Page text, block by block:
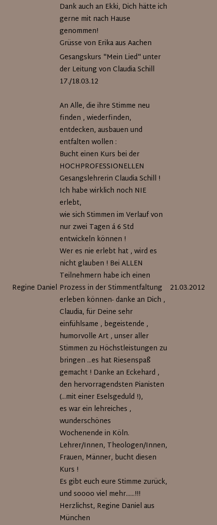
Dank auch an Ekki, Dich hätte ich
gerne mit nach Hause
genommen!
Grüsse von Erika aus Aachen
Regine Daniel
Gesangskurs "Mein Lied" unter
der Leitung von Claudia Schill
17./18.03.12
An Alle, die ihre Stimme neu
finden , wiederfinden,
entdecken, ausbauen und
entfalten wollen :
Bucht einen Kurs bei der
HOCHPROFESSIONELLEN
Gesangslehrerin Claudia Schill !
Ich habe wirklich noch NIE
erlebt,
wie sich Stimmen im Verlauf von
nur zwei Tagen á 6 Std
entwickeln können !
Wer es nie erlebt hat , wird es
nicht glauben ! Bei ALLEN
Teilnehmern habe ich einen
Prozess in der Stimmentfaltung
erleben können- danke an Dich ,
Claudia, für Deine sehr
einfühlsame , begeistende ,
humorvolle Art , unser aller
Stimmen zu Höchstleistungen zu
bringen ...es hat Riesenspaß
gemacht ! Danke an Eckehard ,
den hervorragendsten Pianisten
(...mit einer Eselsgeduld !),
es war ein lehreiches ,
wunderschönes
Wochenende in Köln.
Lehrer/Innen, Theologen/Innen,
Frauen, Männer, bucht diesen
Kurs !
Es gibt euch eure Stimme zurück,
und soooo viel mehr......!!!
Herzlichst, Regine Daniel aus
München
21.03.2012